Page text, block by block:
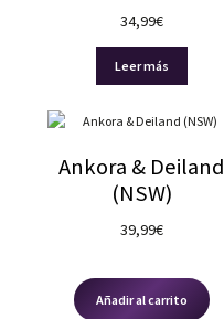
34,99€
Leer más
Ankora & Deiland
(NSW)
39,99€
Añadir al carrito